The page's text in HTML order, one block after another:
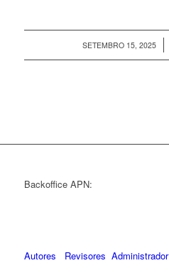
SETEMBRO 15, 2025
/
Backoffice APN:
Autores Revisores Administrador